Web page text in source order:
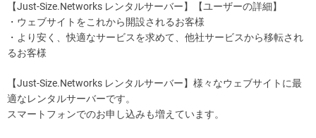
【Just-Size.Networks レンタルサーバー】【ユーザーの詳細】
・ウェブサイトをこれから開設されるお客様
・より安く、快適なサービスを求めて、他社サービスから移転され
るお客様
【Just-Size.Networks レンタルサーバー】様々なウェブサイトに最
適なレンタルサーバーです。
スマートフォンでのお申し込みも増えています。